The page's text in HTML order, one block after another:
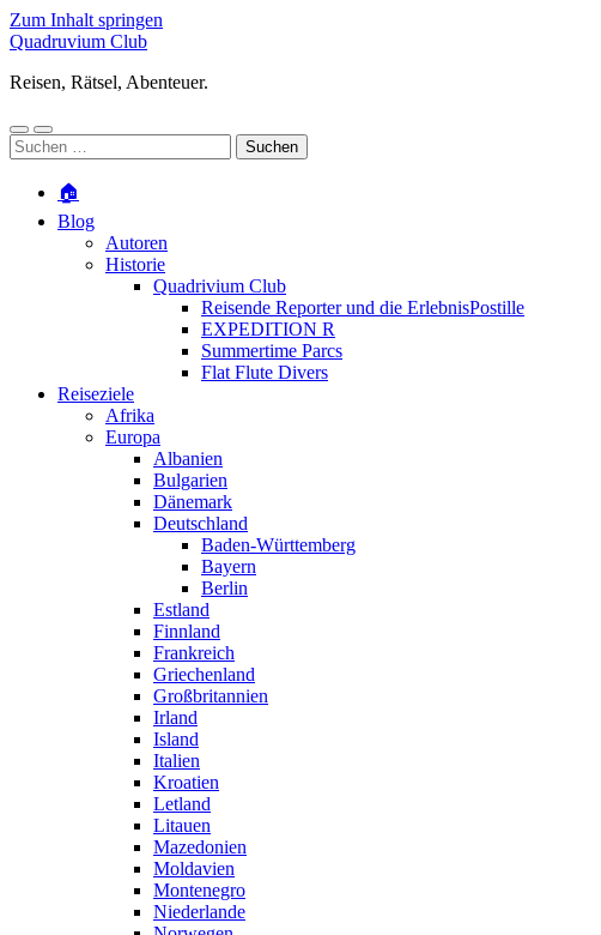
Zum Inhalt springen
Quadruvium Club
Reisen, Rätsel, Abenteuer.
Mobile-
Menü
Suchfeld
ein-/ausblenden
Suchen
nach:
🏠
Blog
Autoren
Historie
Quadrivium Club
Reisende Reporter und die ErlebnisPostille
EXPEDITION R
Summertime Parcs
Flat Flute Divers
Reiseziele
Afrika
Europa
Albanien
Bulgarien
Dänemark
Deutschland
Baden-Württemberg
Bayern
Berlin
Estland
Finnland
Frankreich
Griechenland
Großbritannien
Irland
Island
Italien
Kroatien
Letland
Litauen
Mazedonien
Moldavien
Montenegro
Niederlande